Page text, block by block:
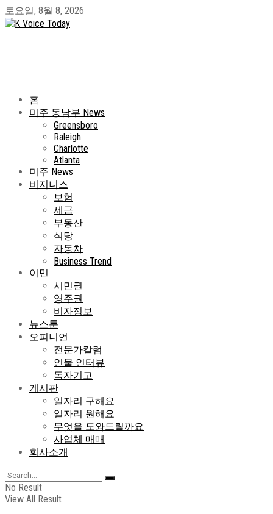
토요일, 8월 8, 2026
홈
미주 동남부 News
Greensboro
Raleigh
Charlotte
Atlanta
미주 News
비지니스
보험
세금
부동산
식당
자동차
Business Trend
이민
시민권
영주권
비자정보
뉴스툰
오피니언
전문가칼럼
인물 인터뷰
독자기고
게시판
일자리 구해요
일자리 원해요
무엇을 도와드릴까요
사업체 매매
회사소개
No Result
View All Result